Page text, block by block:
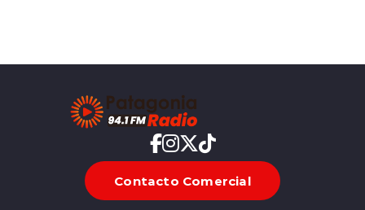
Contacto Comercial